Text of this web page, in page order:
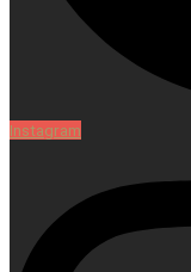
Instagram